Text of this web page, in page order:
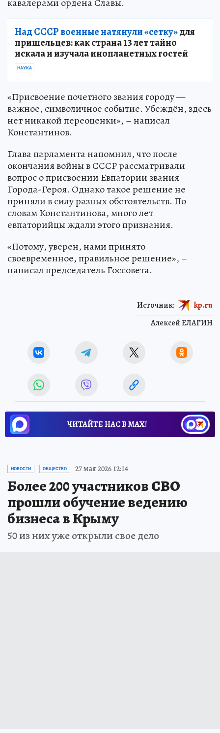
кавалерами ордена Славы.
Над СССР военные натянули «сетку»для
пришельцев: как страна 13 лет тайно
искала и изучала инопланетных гостей
НАУКА
«Присвоение почетного звания городу —
важное, символичное событие. Убеждён, здесь
нет никакой переоценки», – написал
Константинов.
Глава парламента напомнил, что после
окончания войны в СССР рассматривали
вопрос о присвоении Евпатории звания
Города-Героя. Однако такое решение не
приняли в силу разных обстоятельств. По
словам Константинова, много лет
евпаторийцы ждали этого признания.
«Потому, уверен, нами принято
своевременное, правильное решение», –
написал председатель Госсовета.
Алексей ЕЛАГИН
Источник: kp.ru
ЧИТАЙТЕ НАС В МАХ!
НОВОСТИ ОБЩЕСТВО 27 мая 2026 12:14
Более 200 участников СВО
прошли обучение ведению
бизнеса в Крыму
50 из них уже открыли свое дело